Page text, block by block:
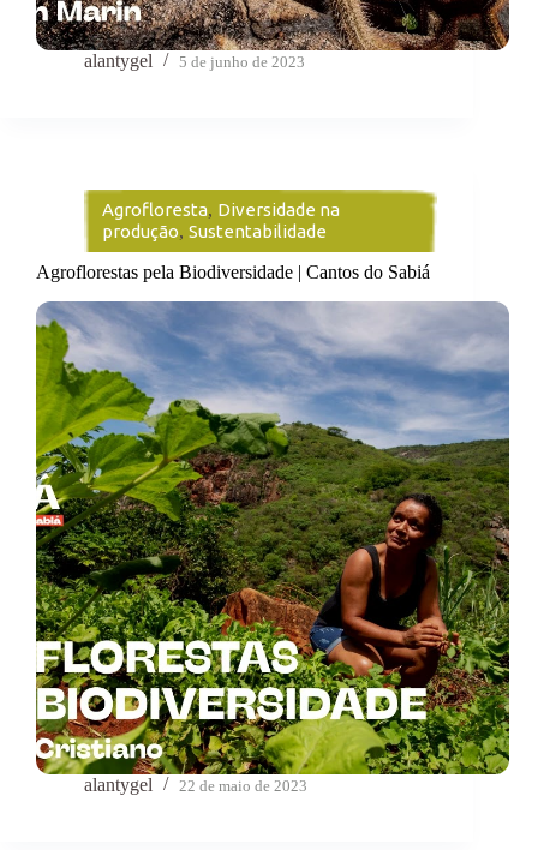
alantygel 5 de junho de 2023
Agrofloresta, Diversidade na
produção, Sustentabilidade
Agroflorestas pela Biodiversidade | Cantos do Sabiá
alantygel 22 de maio de 2023